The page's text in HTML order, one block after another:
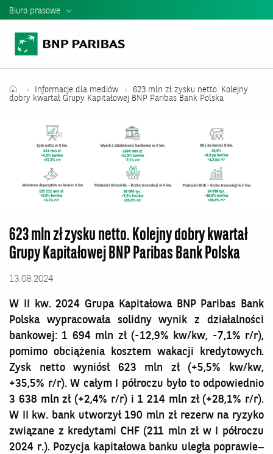
Biuro prasowe
Informacje Prasowe
Teczka Prasowa
Władze banku
Relacje Inwestorskie
Raporty i Prezentacje BNP Paribas
Informacje dla mediów
623 mln zł zysku netto. Kolejny
dobry kwartał Grupy Kapitałowej BNP Paribas Bank Polska
623 mln zł zysku netto. Kolejny dobry kwartał
Grupy Kapitałowej BNP Paribas Bank Polska
13.08.2024
W II kw. 2024 Grupa Kapitałowa BNP Paribas Bank
Polska wypracowała solidny wynik z działalności
bankowej: 1 694 mln zł (-12,9% kw/kw, -7,1% r/r),
pomimo obciążenia kosztem wakacji kredytowych.
Zysk netto wyniósł
623 mln zł (+5,5% kw/kw,
+35,5% r/r). W całym I półroczu było to odpowiednio
3 638 mln zł (+2,4% r/r) i 1 214 mln zł (+28,1% r/r).
W II kw. bank utworzył 190 mln zł rezerw na ryzyko
związane z kredytami CHF (211 mln zł w I półroczu
2024 r.). Pozycja kapitałowa banku uległa poprawie–